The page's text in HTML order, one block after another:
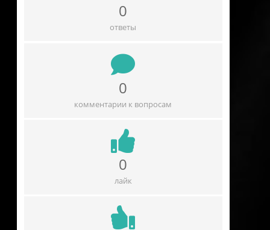
0
ответы
0
комментарии к вопросам
0
лайк